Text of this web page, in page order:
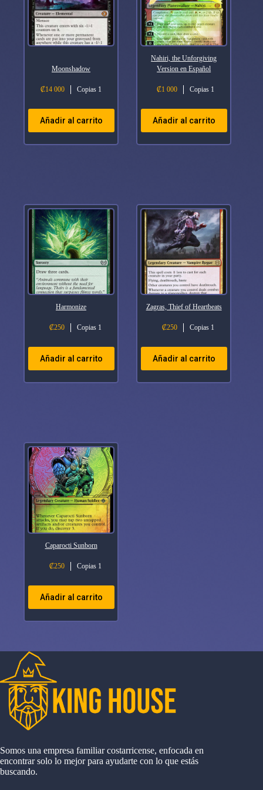
Moonshadow
₡14 000 Copias 1
Añadir al carrito
Nahiri, the Unforgiving
Version en Español
₡1 000 Copias 1
Añadir al carrito
Harmonize
₡250 Copias 1
Añadir al carrito
Zagras, Thief of Heartbeats
₡250 Copias 1
Añadir al carrito
Caparocti Sunborn
₡250 Copias 1
Añadir al carrito
Somos una empresa familiar costarricense, enfocada en
encontrar solo lo mejor para ayudarte con lo que estás
buscando.